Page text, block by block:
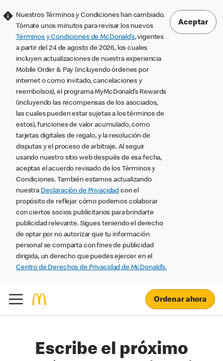
Nuestros Términos y Condiciones han cambiado.
Tómate unos minutos para revisar los nuevos
Términos y Condiciones de McDonald’s, vigentes
a partir del 24 de agosto de 2026, los cuales
incluyen actualizaciones de nuestra experiencia
Mobile Order & Pay (incluyendo órdenes por
internet o como invitado, cancelaciones y
reembolsos), el programa MyMcDonald’s Rewards
(incluyendo las recompensas de los asociados,
las cuales pueden estar sujetas a los términos de
estos), funciones de valor acumulado, como
tarjetas digitales de regalo, y la resolución de
disputas y el proceso de arbitraje. Al seguir
usando nuestro sitio web después de esa fecha,
aceptas el acuerdo revisado de los Términos y
Condiciones. También estamos actualizando
nuestra Declaración de Privacidad con el
propósito de reflejar cómo podemos colaborar
con ciertos socios publicitarios para brindarte
publicidad relevante. Sigues teniendo el derecho
de optar por no autorizar que tu información
personal se comparta con fines de publicidad
dirigida, un derecho que puedes ejercer en el
Centro de Derechos de Privacidad de McDonald’s.
Aceptar
Ordenar ahora
Escribe el próximo